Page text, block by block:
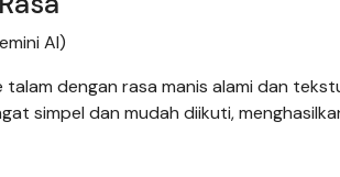
AI)
dengan rasa manis alami dan
simpel dan mudah diikuti,